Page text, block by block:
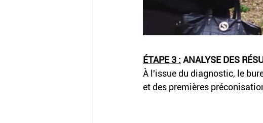
ÉTAPE 3 : ANALYSE DES
À l'issue du diagnostic, le
et des premières